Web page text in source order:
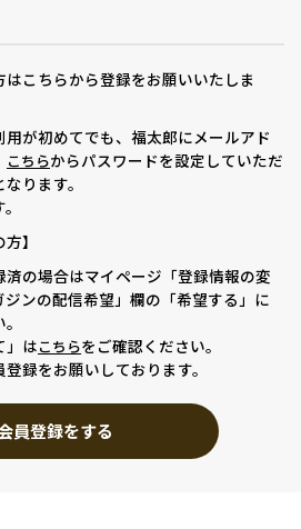
こちらから登録をお願いいたしま
が初めてでも、福太郎にメールアド
こちらからパスワードを設定していただ
ります。
】
の場合はマイページ「登録情報の変
ンの配信希望」欄の「希望する」に
」はこちらをご確認ください。
録をお願いしております。
員登録をする